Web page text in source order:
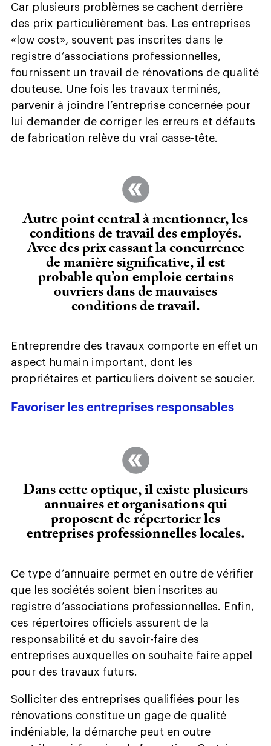
Car plusieurs problèmes se cachent derrière
des prix particulièrement bas. Les entreprises
«low cost», souvent pas inscrites dans le
registre d’associations professionnelles,
fournissent un travail de rénovations de qualité
douteuse. Une fois les travaux terminés,
parvenir à joindre l’entreprise concernée pour
lui demander de corriger les erreurs et défauts
de fabrication relève du vrai casse-tête.
Autre point central à mentionner, les
conditions de travail des employés.
Avec des prix cassant la concurrence
de manière significative, il est
probable qu’on emploie certains
ouvriers dans de mauvaises
conditions de travail.
Entreprendre des travaux comporte en effet un
aspect humain important, dont les
propriétaires et particuliers doivent se soucier.
Favoriser les entreprises responsables
Dans cette optique, il existe plusieurs
annuaires et organisations qui
proposent de répertorier les
entreprises professionnelles locales.
Ce type d’annuaire permet en outre de vérifier
que les sociétés soient bien inscrites au
registre d’associations professionnelles. Enfin,
ces répertoires officiels assurent de la
responsabilité et du savoir-faire des
entreprises auxquelles on souhaite faire appel
pour des travaux futurs.
Solliciter des entreprises qualifiées pour les
rénovations constitue un gage de qualité
indéniable, la démarche peut en outre